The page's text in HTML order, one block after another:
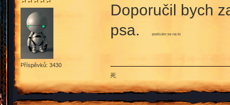
Příspěvků: 3430
Doporučil bych
psa.
podívám se na to
死